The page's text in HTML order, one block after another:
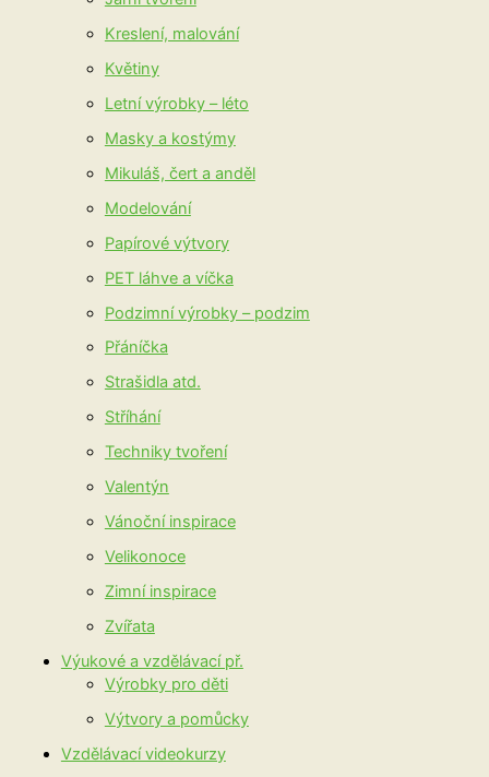
Kreslení, malování
Květiny
Letní výrobky – léto
Masky a kostýmy
Mikuláš, čert a anděl
Modelování
Papírové výtvory
PET láhve a víčka
Podzimní výrobky – podzim
Přáníčka
Strašidla atd.
Stříhání
Techniky tvoření
Valentýn
Vánoční inspirace
Velikonoce
Zimní inspirace
Zvířata
Výukové a vzdělávací př.
Výrobky pro děti
Výtvory a pomůcky
Vzdělávací videokurzy